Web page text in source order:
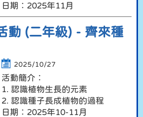
日期︰2025年11月
動 (二年級) - 齊來種
2025/10/27
活動簡介︰
1. 認識植物生長的元素
2. 認識種子長成植物的過程
日期︰2025年10-11月